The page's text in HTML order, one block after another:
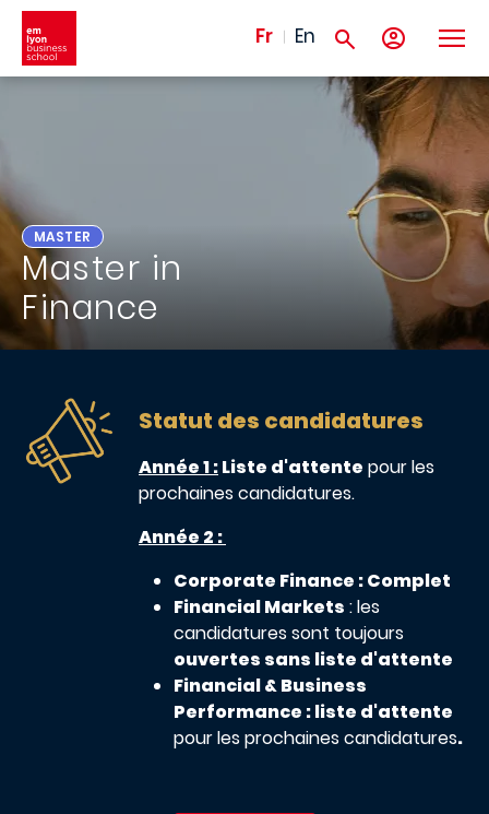
Aller au contenu principal
Fr En
MASTER
Master in
Finance
Statut des candidatures
Année 1 :Liste d'attente pour les
prochaines candidatures.
Année 2 :
Corporate Finance : Complet
Financial Markets :les
candidatures sont toujours
ouvertes sans liste d'attente
Financial & Business
Performance :liste d'attente
pour les prochaines candidatures.